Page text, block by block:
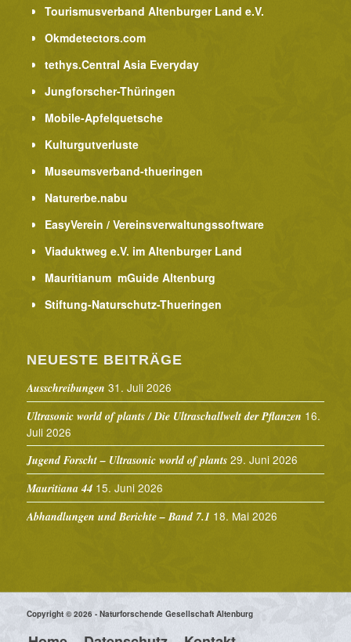
Tourismusverband Altenburger Land e.V.
Okmdetectors.com
tethys.Central Asia Everyday
Jungforscher-Thüringen
Mobile-Apfelquetsche
Kulturgutverluste
Museumsverband-thueringen
Naturerbe.nabu
EasyVerein / Vereinsverwaltungssoftware
Viaduktweg e.V. im Altenburger Land
Mauritianum mGuide Altenburg
Stiftung-Naturschutz-Thueringen
NEUESTE BEITRÄGE
Ausschreibungen 31. Juli 2026
Ultrasonic world of plants / Die Ultraschallwelt der Pflanzen 16.
Juli 2026
Jugend Forscht – Ultrasonic world of plants 29. Juni 2026
Mauritiana 44 15. Juni 2026
Abhandlungen und Berichte – Band 7.1 18. Mai 2026
Copyright © 2026 - Naturforschende Gesellschaft Altenburg